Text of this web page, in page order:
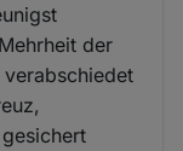
der